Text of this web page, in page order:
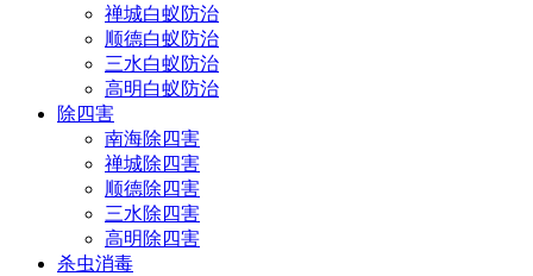
禅城白蚁防治
顺德白蚁防治
三水白蚁防治
高明白蚁防治
除四害
南海除四害
禅城除四害
顺德除四害
三水除四害
高明除四害
杀虫消毒